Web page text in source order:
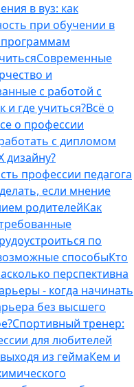
в вуз: как
при обучении в
Современные
и
с работой с
и где учиться?Всё о
о профессии
с дипломом
дизайну?
профессии педагога
если мнение
родителейКак
по
способыКто
перспективна
- когда начинать
без высшего
Спортивный тренер:
для любителей
из геймаКем и